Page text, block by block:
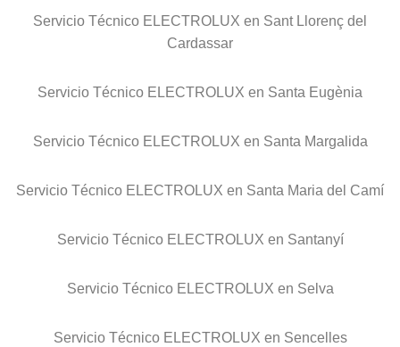
Servicio Técnico ELECTROLUX en Sant Llorenç del
Cardassar
Servicio Técnico ELECTROLUX en Santa Eugènia
Servicio Técnico ELECTROLUX en Santa Margalida
Servicio Técnico ELECTROLUX en Santa Maria del Camí
Servicio Técnico ELECTROLUX en Santanyí
Servicio Técnico ELECTROLUX en Selva
Servicio Técnico ELECTROLUX en Sencelles